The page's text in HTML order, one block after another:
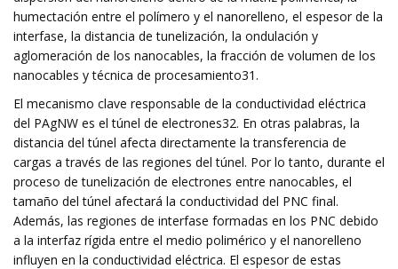
humectación entre el polímero y el nanorelleno, el espesor de la
interfase, la distancia de tunelización, la ondulación y
aglomeración de los nanocables, la fracción de volumen de los
nanocables y técnica de procesamiento31.
El mecanismo clave responsable de la conductividad eléctrica
del PAgNW es el túnel de electrones32. En otras palabras, la
distancia del túnel afecta directamente la transferencia de
cargas a través de las regiones del túnel. Por lo tanto, durante el
proceso de tunelización de electrones entre nanocables, el
tamaño del túnel afectará la conductividad del PNC final.
Además, las regiones de interfase formadas en los PNC debido
a la interfaz rígida entre el medio polimérico y el nanorelleno
influyen en la conductividad eléctrica. El espesor de estas